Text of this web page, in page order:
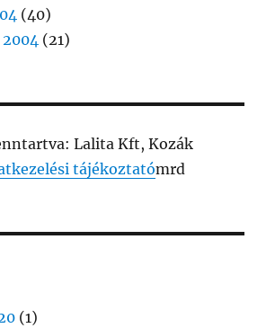
(40)
(21)
Lalita Kft, Kozák
tájékoztatómrd
(1)